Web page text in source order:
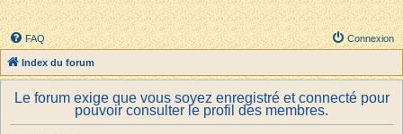
FAQ Connexion
Index du forum
Le forum exige que vous soyez enregistré et connecté pour
pouvoir consulter le profil des membres.